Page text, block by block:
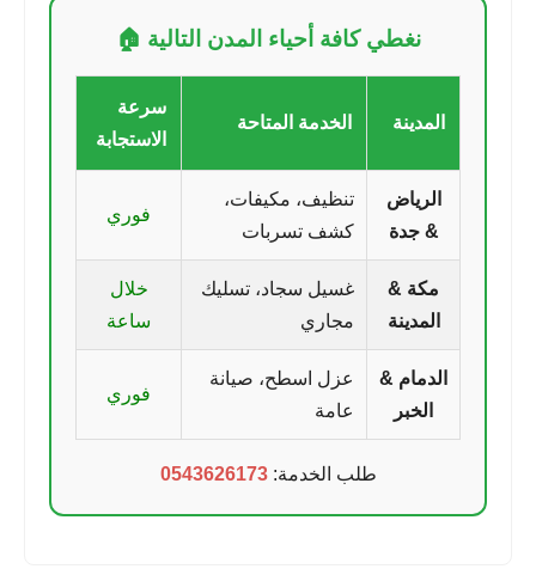
نغطي كافة أحياء المدن التالية 🏠
المدينة الخدمة المتاحة
سرعة
الاستجابة
الرياض
& جدة
تنظيف، مكيفات،
كشف تسربات
فوري
مكة &
المدينة
غسيل سجاد، تسليك
مجاري
خلال
ساعة
الدمام &
الخبر
عزل اسطح، صيانة
عامة
فوري
طلب الخدمة:0543626173